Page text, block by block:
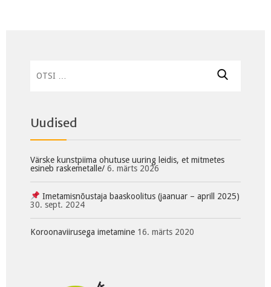
Uudised
Värske kunstpiima ohutuse uuring leidis, et mitmetes
esineb raskemetalle/ 6. märts 2026
Imetamisnõustaja baaskoolitus (jaanuar – aprill 2025)
30. sept. 2024
Koroonaviirusega imetamine 16. märts 2020